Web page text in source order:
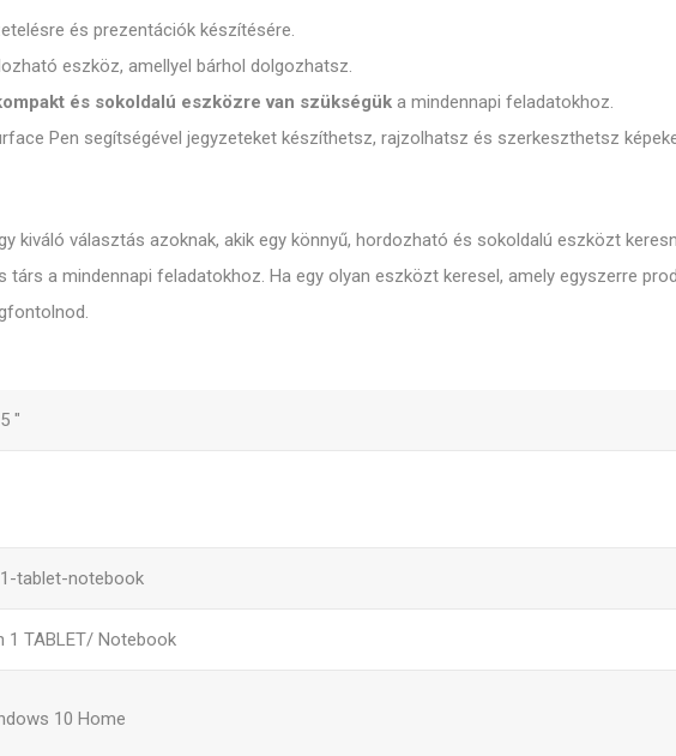
és prezentációk készítésére.
eszköz, amellyel bárhol dolgozhatsz.
és sokoldalú eszközre van szükségük a mindennapi feladatokhoz.
Pen segítségével jegyzeteket készíthetsz, rajzolhatsz és szerkeszthetsz
kiváló választás azoknak, akik egy könnyű, hordozható és sokoldalú eszközt
társ a mindennapi feladatokhoz. Ha egy olyan eszközt keresel, amely egyszerre
"
tablet-notebook
1 TABLET/ Notebook
10 Home